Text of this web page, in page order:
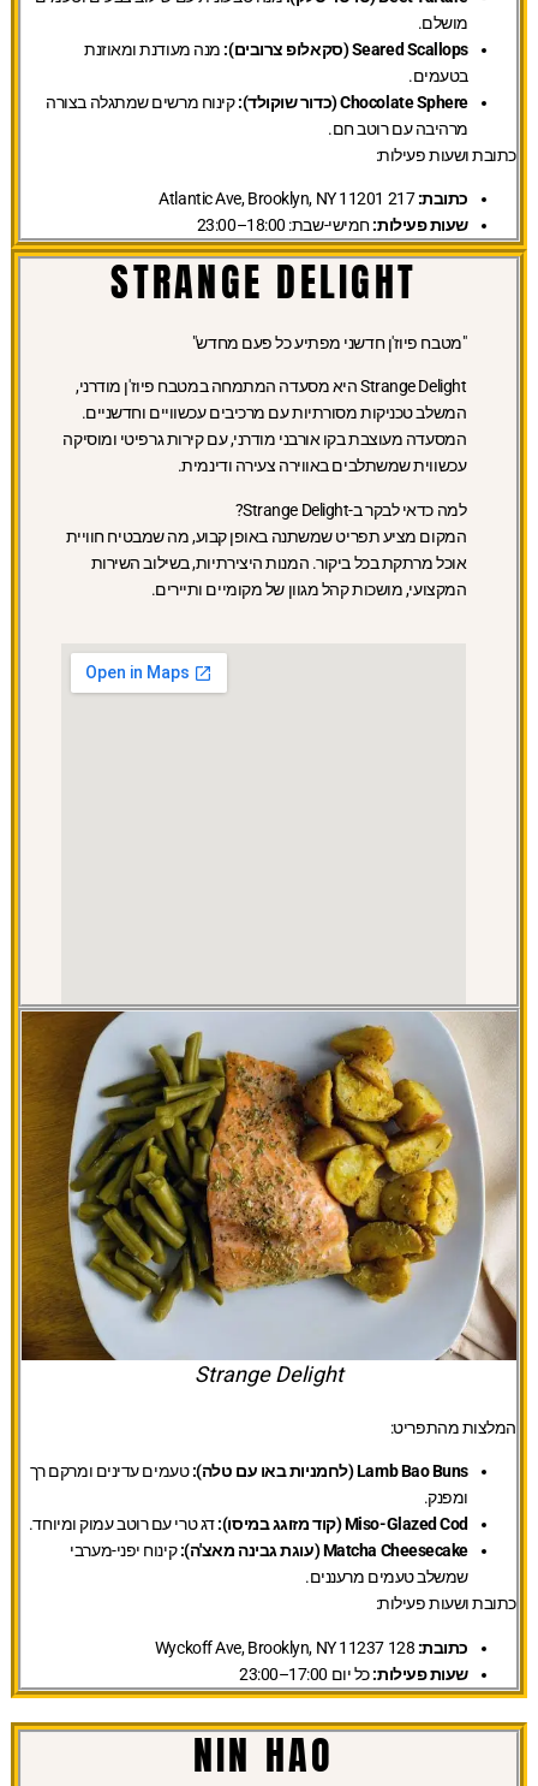
מושלם.
Seared Scallops (סקאלופ צרובים):
מנה מעודנת ומאוזנת
בטעמים.
Chocolate Sphere (כדור שוקולד):
קינוח מרשים שמתגלה בצורה
מרהיבה עם רוטב חם.
כתובת ושעות פעילות:
כתובת:217 Atlantic Ave, Brooklyn, NY 11201
שעות פעילות:חמישי-שבת: 18:00–23:00
STRANGE DELIGHT
"מטבח פיוז'ן חדשני מפתיע כל פעם מחדש"
Strange Delight היא מסעדה המתמחה במטבח פיוז'ן מודרני,
המשלב טכניקות מסורתיות עם מרכיבים עכשוויים וחדשניים.
המסעדה מעוצבת בקו אורבני מודרני, עם קירות גרפיטי ומוסיקה
עכשווית שמשתלבים באווירה צעירה ודינמית.
למה כדאי לבקר ב-Strange Delight?
המקום מציע תפריט שמשתנה באופן קבוע, מה שמבטיח חוויית
אוכל מרתקת בכל ביקור. המנות היצירתיות, בשילוב השירות
המקצועי, מושכות קהל מגוון של מקומיים ותיירים.
Strange Delight
המלצות מהתפריט:
Lamb Bao Buns (לחמניות באו עם טלה):
טעמים עדינים ומרקם רך
ומפנק.
Miso-Glazed Cod (קוד מזוגג במיסו):
דג טרי עם רוטב עמוק ומיוחד.
Matcha Cheesecake (עוגת גבינה מאצ'ה):
קינוח יפני-מערבי
שמשלב טעמים מרעננים.
כתובת ושעות פעילות:
כתובת:
שעות פעילות:כל יום 17:00–23:00
NIN HAO